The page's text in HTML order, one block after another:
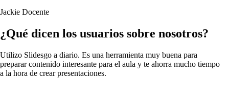
Jackie Docente
¿Qué dicen los usuarios sobre nosotros?
Utilizo Slidesgo a diario. Es una herramienta muy buena para
preparar contenido interesante para el aula y te ahorra mucho tiempo
a la hora de crear presentaciones.